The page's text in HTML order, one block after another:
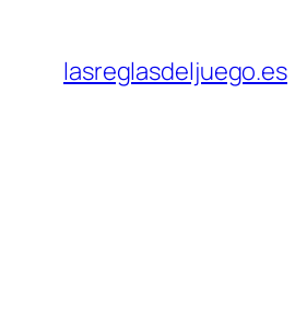
content
lasreglasdeljuego.es